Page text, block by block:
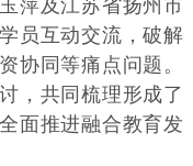
萍及江苏省扬州市
员互动交流，破解
协同等痛点问题。
，共同梳理形成了
面推进融合教育发